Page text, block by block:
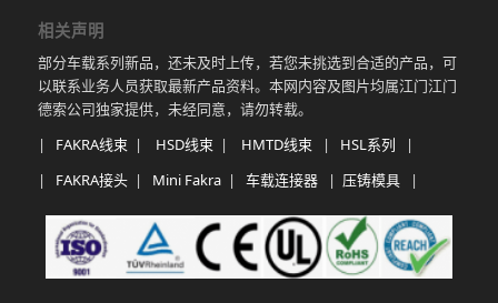
相关声明
部分车载系列新品，还未及时上传，若您未挑选到合适的产品，可
以联系业务人员获取最新产品资料。本网内容及图片均属江门江门
德索公司独家提供，未经同意，请勿转载。
| FAKRA线束 | HSD线束 | HMTD线束 | HSL系列 |
| FAKRA接头| Mini Fakra| 车载连接器| 压铸模具|